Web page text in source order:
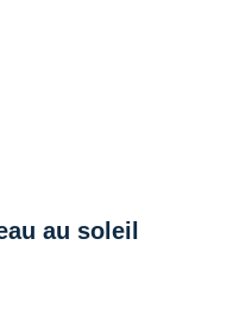
au soleil